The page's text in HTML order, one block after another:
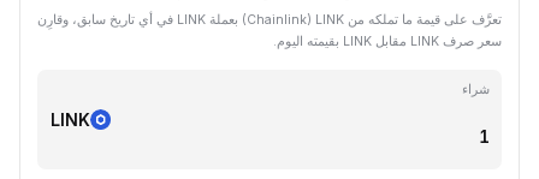
تعرَّف على قيمة ما تملكه من LINK ‏(Chainlink) بعملة LINK في أي تاريخ سابق، وقارِن
سعر صرف LINK مقابل LINK بقيمته اليوم.
شراء
LINK